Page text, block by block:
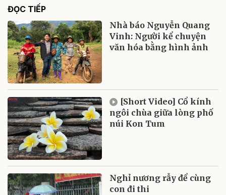
ĐỌC TIẾP
Nhà báo Nguyễn Quang
Vinh: Người kể chuyện
văn hóa bằng hình ảnh
[Short Video] Cổ kính
ngôi chùa giữa lòng phố
núi Kon Tum
Nghỉ nương rẫy để cùng
con đi thi